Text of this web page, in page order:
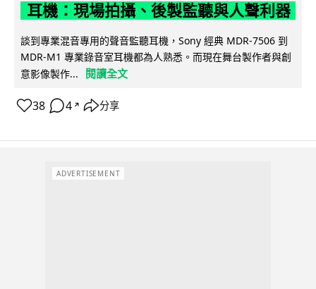
耳機：現場拍攝、後製監聽與人聲利器
談到專業混音專用的聲音監聽耳機，Sony 經典 MDR-7506 到
MDR-M1 專業錄音室耳機都為人熟悉。而現在舞台製作者與創
意影像製作...
閱讀全文
38 4 ↗ 分享
ADVERTISEMENT